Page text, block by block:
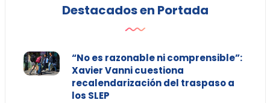
Destacados en Portada
“No es razonable ni comprensible”:
Xavier Vanni cuestiona
recalendarización del traspaso a
los SLEP